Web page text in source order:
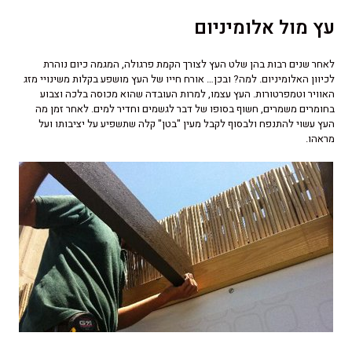
עץ מול אלומיניום
לאחר שנים רבות בהן שלט העץ לצורך הקמת פרגולה, המגמה כיום נוהרת
לכיוון האלומיניום. למה? ובכן… אורח חייו של העץ מושפע בקלות משינויי מזג
האוויר וטמפרטורות. העץ עצמו, למרות העובדה שהוא מכוסה בלכה וצבוע
בחומרים משמרים, חשוף בסופו של דבר לגשמים וחדיר למים. לאחר זמן מה
העץ עשוי להתנפח ולבסוף לקבל מעין "בטן" קלה שתשפיע על יציבותו ועל
מראהו.